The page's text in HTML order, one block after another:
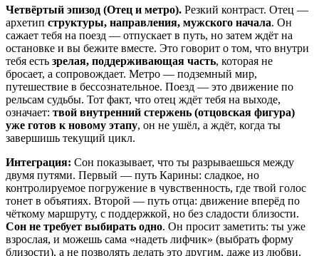
Четвёртый эпизод (Отец и метро). Резкий контраст. Отец —
архетип структуры, направления, мужского начала. Он
сажает тебя на поезд — отпускает в путь, но затем ждёт на
остановке и вы бежите вместе. Это говорит о том, что внутри
тебя есть зрелая, поддерживающая часть, которая не
бросает, а сопровождает. Метро — подземный мир,
путешествие в бессознательное. Поезд — это движение по
рельсам судьбы. Тот факт, что отец ждёт тебя на выходе,
означает: твой внутренний стержень (отцовская фигура)
уже готов к новому этапу, он не ушёл, а ждёт, когда ты
завершишь текущий цикл.
Интеграция: Сон показывает, что ты разрываешься между
двумя путями. Первый — путь Карины: сладкое, но
контролируемое погружение в чувственность, где твой голос
тонет в объятиях. Второй — путь отца: движение вперёд по
чёткому маршруту, с поддержкой, но без сладости близости.
Сон не требует выбирать одно. Он просит заметить: ты уже
взрослая, и можешь сама «надеть лифчик» (выбрать форму
близости), а не позволять делать это другим, даже из любви.